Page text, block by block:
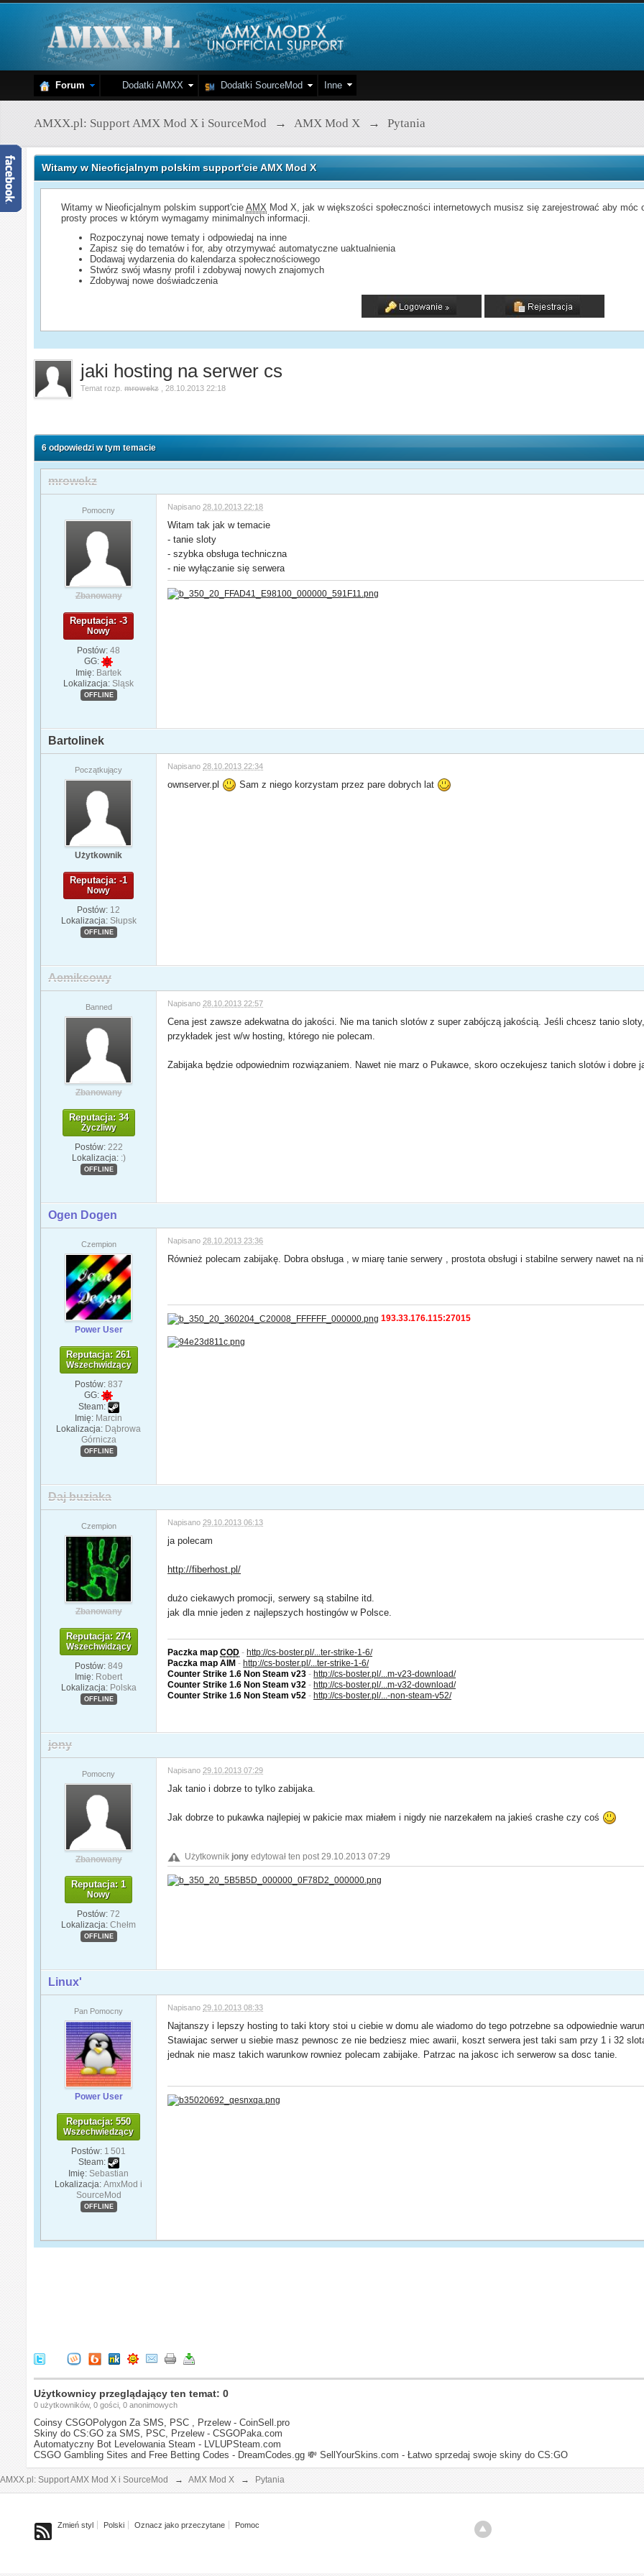
Forum Dodatki AMXX Dodatki SourceMod Inne
AMXX.pl: Support AMX Mod X i SourceMod → AMX Mod X → Pytania
Witamy w Nieoficjalnym polskim support'cie AMX Mod X
Witamy w Nieoficjalnym polskim support'cieAMX Mod X, jak w większości społeczności internetowych musisz się zarejestrować aby
prosty proces w którym wymagamy minimalnych informacji.
Rozpoczynaj nowe tematy i odpowiedaj na inne
Zapisz się do tematów i for, aby otrzymywać automatyczne uaktualnienia
Dodawaj wydarzenia do kalendarza społecznościowego
Stwórz swój własny profil i zdobywaj nowych znajomych
Zdobywaj nowe doświadczenia
jaki hosting na serwer cs
Temat rozp.mrowekz 28.10.2013 22:18
6 odpowiedzi w tym temacie
mrowekz
Pomocny
Zbanowany
Reputacja: -3
Nowy
Postów: 48
GG:
Imię: Bartek
Lokalizacja: Sląsk
OFFLINE
Napisano 28.10.2013 22:18
Witam tak jak w temacie
- tanie sloty
- szybka obsługa techniczna
- nie wyłączanie się serwera
Bartolinek
Początkujący
Użytkownik
Reputacja: -1
Nowy
Postów: 12
Lokalizacja: Słupsk
OFFLINE
Napisano 28.10.2013 22:34
ownserver.pl Sam z niego korzystam przez pare dobrych lat
Aemiksowy
Banned
Zbanowany
Reputacja: 34
Życzliwy
Postów: 222
Lokalizacja: :)
OFFLINE
Napisano 28.10.2013 22:57
Cena jest zawsze adekwatna do jakości. Nie ma tanich slotów z super zabójczą jakością. Jeśli chcesz tanio
przykładek jest w/w hosting, którego nie polecam.
Zabijaka będzie odpowiednim rozwiązaniem. Nawet nie marz o Pukawce, skoro oczekujesz tanich slotów i dobre
Ogen Dogen
Czempion
Power User
Reputacja: 261
Wszechwidzący
Postów: 837
GG:
Steam:
Imię: Marcin
Lokalizacja: Dąbrowa
Górnicza
OFFLINE
Napisano 28.10.2013 23:36
Również polecam zabijakę. Dobra obsługa , w miarę tanie serwery , prostota obsługi i stabilne serwery nawet
193.33.176.115:27015
Daj buziaka
Czempion
Zbanowany
Reputacja: 274
Wszechwidzący
Postów: 849
Imię: Robert
Lokalizacja: Polska
OFFLINE
Napisano 29.10.2013 06:13
ja polecam
http://fiberhost.pl/
dużo ciekawych promocji, serwery są stabilne itd.
jak dla mnie jeden z najlepszych hostingów w Polsce.
Paczka mapCOD -http://cs-boster.pl/...ter-strike-1-6/
Paczka map AIM -http://cs-boster.pl/...ter-strike-1-6/
Counter Strike 1.6 Non Steam v23 -http://cs-boster.pl/...m-v23-download/
Counter Strike 1.6 Non Steam v32 -http://cs-boster.pl/...m-v32-download/
Counter Strike 1.6 Non Steam v52 -http://cs-boster.pl/...-non-steam-v52/
jony
Pomocny
Zbanowany
Reputacja: 1
Nowy
Postów: 72
Lokalizacja: Chełm
OFFLINE
Napisano 29.10.2013 07:29
Jak tanio i dobrze to tylko zabijaka.
Jak dobrze to pukawka najlepiej w pakicie max miałem i nigdy nie narzekałem na jakieś crashe czy coś
Użytkownik jony edytował ten post 29.10.2013 07:29
Linux'
Pan Pomocny
Power User
Reputacja: 550
Wszechwiedzący
Postów: 1 501
Steam:
Imię: Sebastian
Lokalizacja: AmxMod i
SourceMod
OFFLINE
Napisano 29.10.2013 08:33
Najtanszy i lepszy hosting to taki ktory stoi u ciebie w domu ale wiadomo do tego potrzebne sa odpowiednie
Stawiajac serwer u siebie masz pewnosc ze nie bedziesz miec awarii, koszt serwera jest taki sam przy 1 i 32
jednak nie masz takich warunkow rowniez polecam zabijake. Patrzac na jakosc ich serwerow sa dosc tanie.
Użytkownicy przeglądający ten temat: 0
0 użytkowników, 0 gości, 0 anonimowych
Coinsy CSGOPolygon Za SMS, PSC , Przelew - CoinSell.pro
Skiny do CS:GO za SMS, PSC, Przelew - CSGOPaka.com
Automatyczny Bot Levelowania Steam - LVLUPSteam.com
CSGO Gambling Sites and Free Betting Codes - DreamCodes.gg 💸 SellYourSkins.com - Łatwo sprzedaj swoje skiny do CS:GO
AMXX.pl: Support AMX Mod X i SourceMod → AMX Mod X → Pytania
Zmień styl Polski Oznacz jako przeczytane Pomoc